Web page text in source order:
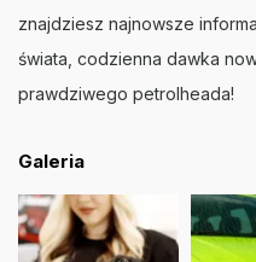
znajdziesz najnowsze
świata, codzienna dawka
prawdziwego petrolheada!
Galeria